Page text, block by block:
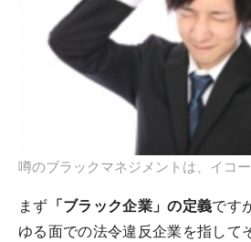
噂のブラックマネジメントは、イコ
まず 「ブラック企業」の定義です
ゆる面での法令違反企業を指して